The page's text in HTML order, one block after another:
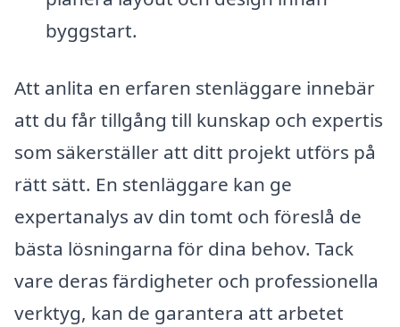
byggstart.
Att anlita en erfaren stenläggare innebär
att du får tillgång till kunskap och expertis
som säkerställer att ditt projekt utförs på
rätt sätt. En stenläggare kan ge
expertanalys av din tomt och föreslå de
bästa lösningarna för dina behov. Tack
vare deras färdigheter och professionella
verktyg, kan de garantera att arbetet